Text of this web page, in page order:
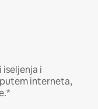
i
interneta,